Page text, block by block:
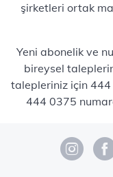
şirketleri ortak
Yeni abonelik ve
bireysel
talepleriniz için
444 0375